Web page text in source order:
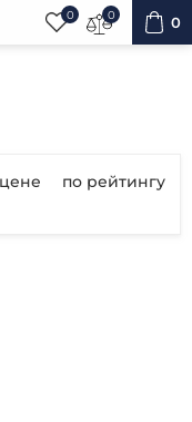
0 0 0
по рейтингу